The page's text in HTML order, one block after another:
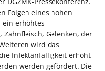
Folgen eines hohen
ein erhöhtes
Zahnfleisch, Gelenken, der
wird das
Infektanfälligkeit erhöht
werden gefördert. Die